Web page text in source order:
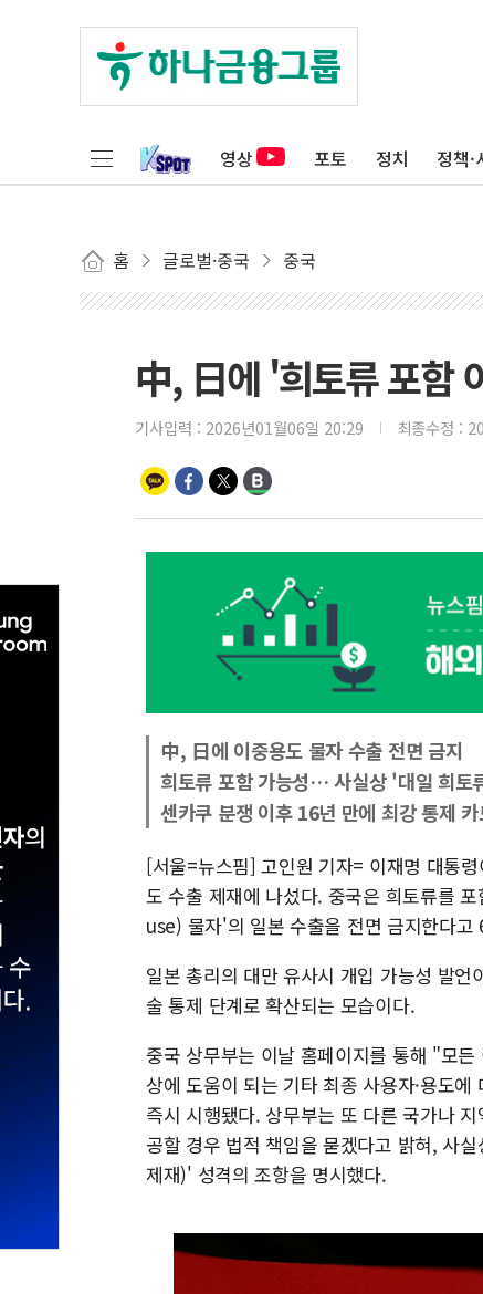
영상 포토 정치 정책·
홈 글로벌·중국 중국
中, 日에 '희토류 포함
기사입력 : 2026년01월06일 20:29 최종수정 :
中, 日에 이중용도 물자 수출 전면 금지
희토류 포함 가능성… 사실상 '대일 희토
센카쿠 분쟁 이후 16년 만에 최강 통제
[서울=뉴스핌] 고인원 기자= 이재명 대통
도 수출 제재에 나섰다. 중국은 희토류를
use) 물자'의 일본 수출을 전면 금지한다고
일본 총리의 대만 유사시 개입 가능성 발언
술 통제 단계로 확산되는 모습이다.
중국 상무부는 이날 홈페이지를 통해 "모
상에 도움이 되는 기타 최종 사용자·용도
즉시 시행됐다. 상무부는 또 다른 국가나
공할 경우 법적 책임을 묻겠다고 밝혀, 사
제재)' 성격의 조항을 명시했다.